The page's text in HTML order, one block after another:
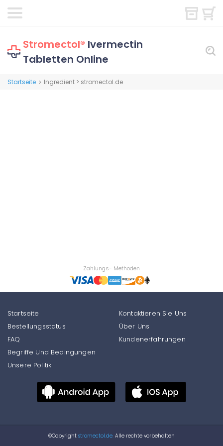
Stromectol® Ivermectin
Tabletten Online
Startseite > Ingredient > stromectol.de
Zahlungs- Methoden
Startseite
Bestellungsstatus
FAQ
Kontaktieren Sie Uns
Über Uns
Kundenerfahrungen
Begriffe Und Bedingungen
Unsere Politik
©Copyright stromectol.de. Alle rechte vorbehalten